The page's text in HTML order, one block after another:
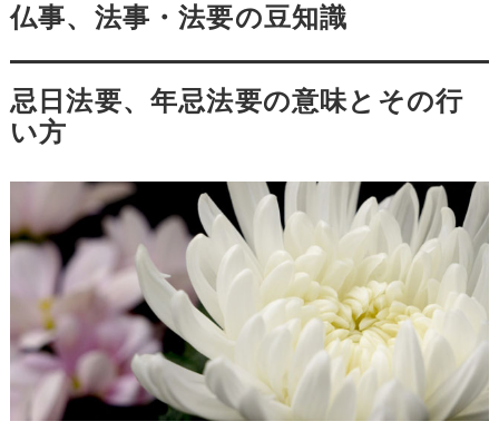
仏事、法事・法要の豆知識
忌日法要、年忌法要の意味とその行
い方